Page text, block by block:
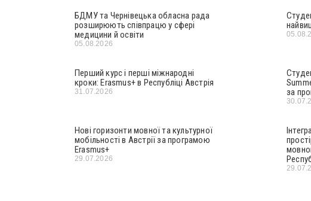
БДМУ та Чернівецька обласна рада
розширюють співпрацю у сфері
медицини й освіти
05.08.2026
Перший курс і перші міжнародні
кроки: Erasmus+ в Республіці Австрія
31.07.2026
за
Нові горизонти мовної та культурної
мобільності в Австрії за програмою
Erasmus+
29.07.2026